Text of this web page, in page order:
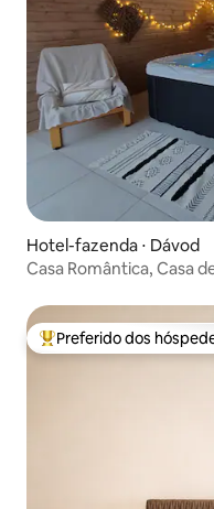
Hotel-fazenda ⋅ Dávod
Casa Romântica, Casa
Entre os melhores
Preferido dos